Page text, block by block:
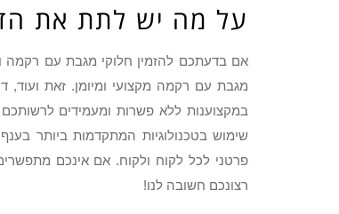
על מה יש לתת את
אם בדעתכם להזמין חלוקי מגבת עם רקמה
מגבת עם רקמה מקצועי ומיומן. זאת ועוד,
במקצוענות ללא פשרות ומעמידים
שימוש בטכנולוגיות המתקדמות ביותר
פרטני לכל לקוח ולקוח. אם אינכם
רצונכם חשובה לנו!